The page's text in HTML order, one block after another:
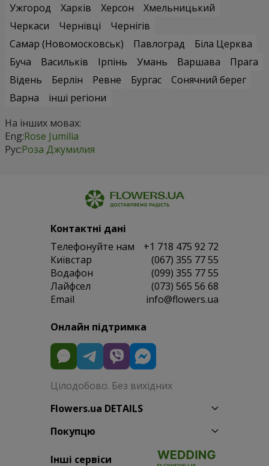
Ужгород
Харків Херсон
Хмельницький
Черкаси
Чернівці
Чернігів
Самар (Новомосковськ)
Павлоград
Біла Церква
Буча
Васильків Ірпінь Умань Варшава
Прага
Відень
Берлін Ревне Бургас
Сонячний берег
Варна
інші регіони
На інших мовах:
Eng:Rose Jumilia
Рус:Роза Джумилия
Контактні дані
Телефонуйте нам
+1 718 475 92 72
Київстар
(067) 355 77 55
Водафон
(099) 355 77 55
Лайфсел
(073) 565 56 68
Email
info@flowers.ua
Онлайн підтримка
Цілодобово. Без вихідних
Flowers.ua DETAILS
Покупцю
Інші сервіси